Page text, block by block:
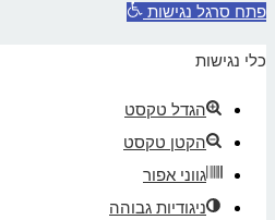
פתח סרגל נגישות
כלי נגישות
הגדל טקסט
הקטן טקסט
גווני אפור
ניגודיות גבוהה